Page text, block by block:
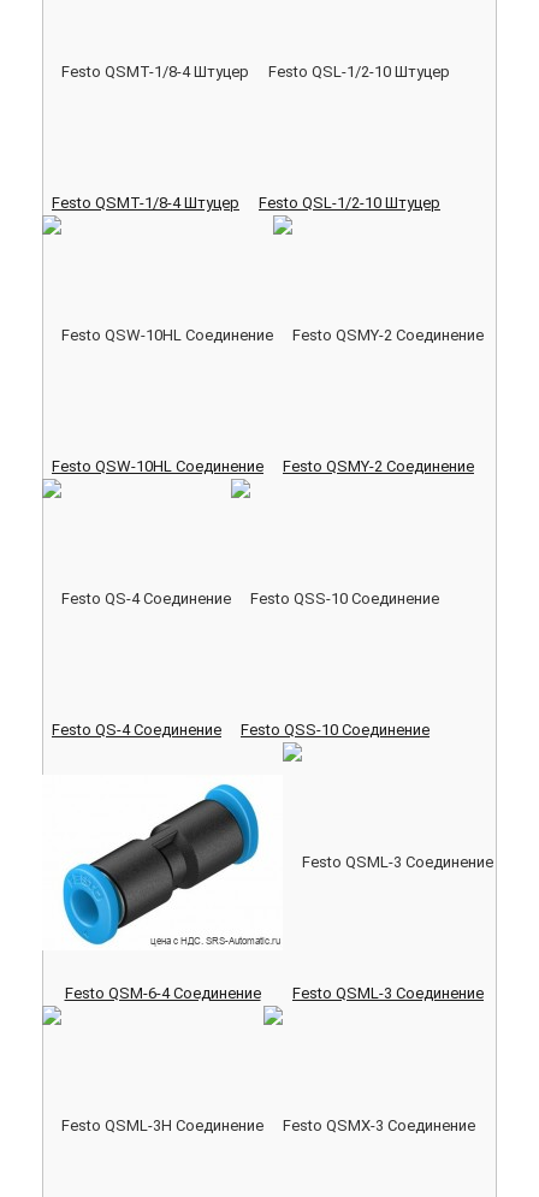
Festo QSMT-1/8-4 Штуцер Festo QSL-1/2-10 Штуцер
Festo QSW-10HL Соединение Festo QSMY-2 Соединение
Festo QS-4 Соединение Festo QSS-10 Соединение
Festo QSM-6-4 Соединение Festo QSML-3 Соединение